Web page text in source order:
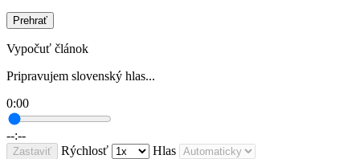
Prehrať
Vypočuť článok
Pripravujem slovenský hlas...
0:00
--:--
Zastaviť Rýchlosť Hlas